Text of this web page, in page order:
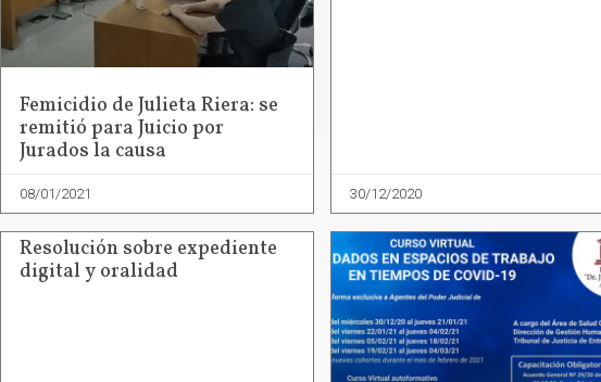
Femicidio de Julieta Riera: se
remitió para Juicio por
Jurados la causa
08/01/2021 30/12/2020
Resolución sobre expediente
digital y oralidad